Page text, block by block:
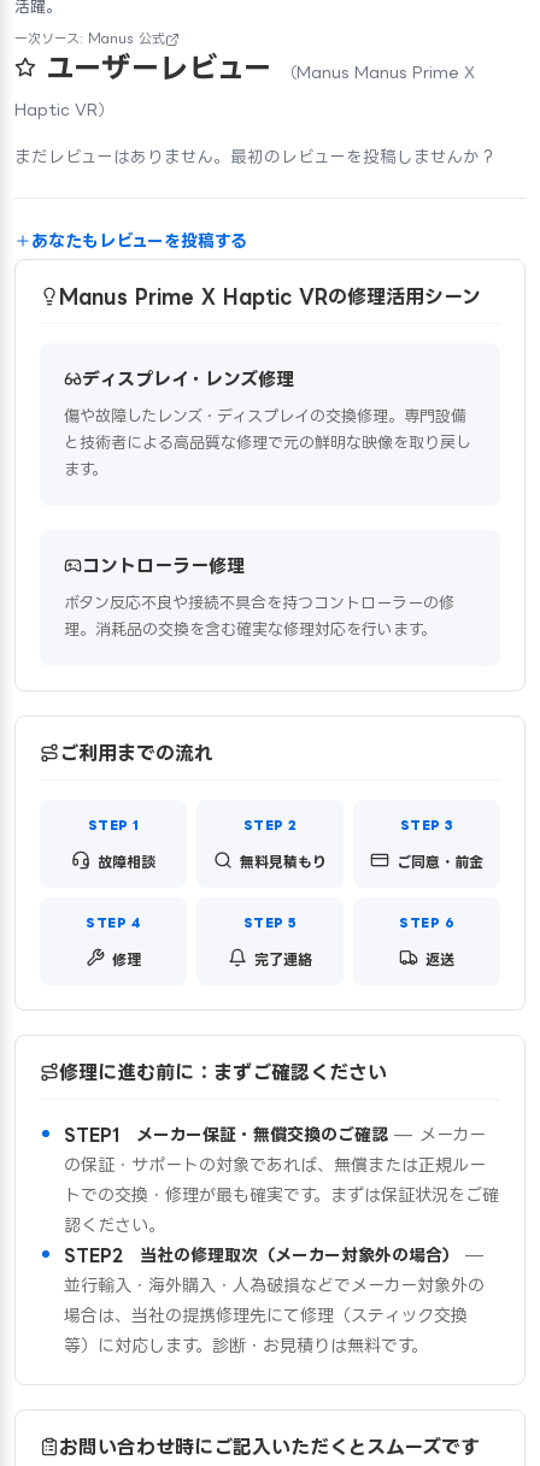
活躍。
一次ソース: Manus 公式
ユーザーレビュー （Manus Manus Prime X
Haptic VR）
まだレビューはありません。最初のレビューを投稿しませんか？
あなたもレビューを投稿する
Manus Prime X Haptic VRの修理活用シーン
ディスプレイ・レンズ修理
傷や故障したレンズ・ディスプレイの交換修理。専門設備
と技術者による高品質な修理で元の鮮明な映像を取り戻し
ます。
コントローラー修理
ボタン反応不良や接続不具合を持つコントローラーの修
理。消耗品の交換を含む確実な修理対応を行います。
ご利用までの流れ
故障相談 無料見積もり ご同意・前金
修理 完了連絡 返送
修理に進む前に：まずご確認ください
STEP1 メーカー保証・無償交換のご確認 — メーカー
の保証・サポートの対象であれば、無償または正規ルー
トでの交換・修理が最も確実です。まずは保証状況をご確
認ください。
STEP2 当社の修理取次（メーカー対象外の場合）
—
並行輸入・海外購入・人為破損などでメーカー対象外の
場合は、当社の提携修理先にて修理（スティック交換
等）に対応します。診断・お見積りは無料です。
お問い合わせ時にご記入いただくとスムーズです